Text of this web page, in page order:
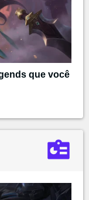
que você